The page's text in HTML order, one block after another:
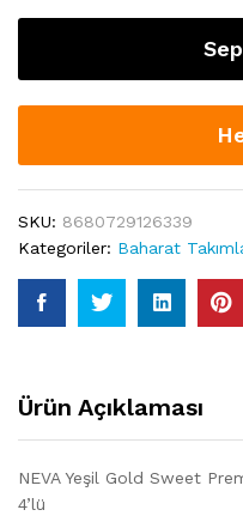
SKU: 8680729126339
Kategoriler: Baharat
Ürün Açıklaması
NEVA Yeşil Gold Sweet
4’lü